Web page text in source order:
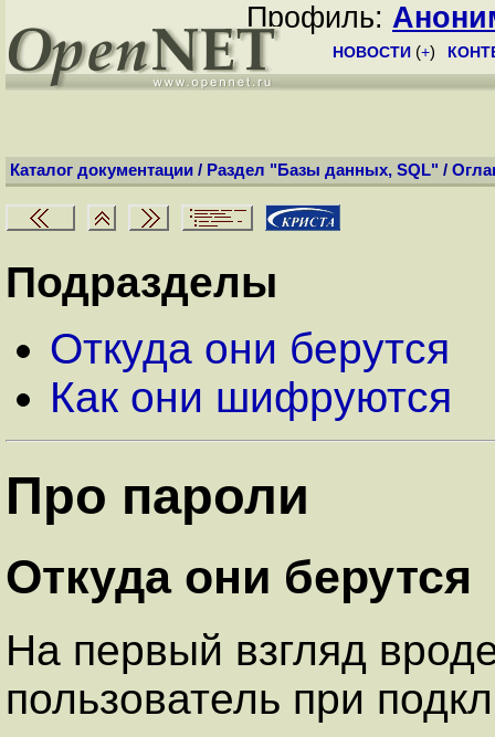
Профиль:
НОВОСТИ (+)
Каталог документации / Раздел "Базы данных, SQL" /
Подразделы
Откуда они берутся
Как они шифруются
Про пароли
Откуда они берутся
На первый взгляд
пользователь при